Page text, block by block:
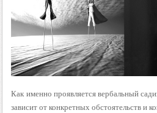
Как именно проявляется вербальный
зависит от конкретных обстоятельств и